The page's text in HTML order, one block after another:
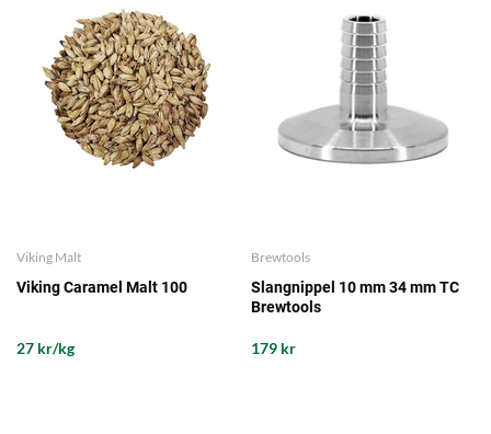
Viking Malt
Viking Caramel Malt 100
27 kr/kg
Brewtools
Slangnippel 10 mm 34 mm TC
Brewtools
179 kr